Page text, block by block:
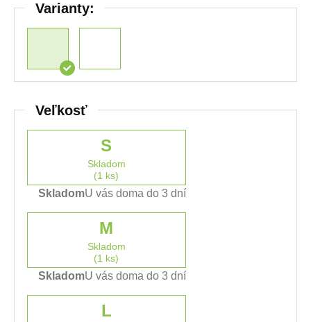
Varianty:
Veľkosť
S
Skladom
(1 ks)
SkladomU vás doma do 3 dní
M
Skladom
(1 ks)
SkladomU vás doma do 3 dní
L